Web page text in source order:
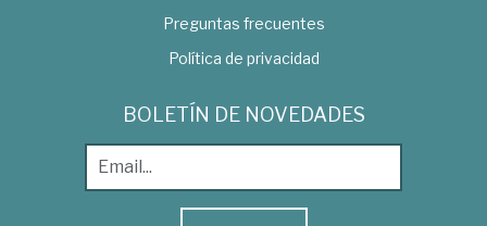
Preguntas frecuentes
Política de privacidad
BOLETÍN DE NOVEDADES